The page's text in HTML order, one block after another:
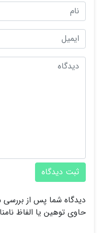
ثبت دیدگاه
دیدگاه شما پس از
حاوی توهین یا الفاظ